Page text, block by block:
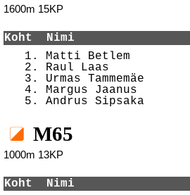
1600m 15KP
Koht  Nimi
1. Matti Betlem
2. Raul Laas
3. Urmas Tammemäe
4. Margus Jaanus
M65
1000m 13KP
Koht  Nimi